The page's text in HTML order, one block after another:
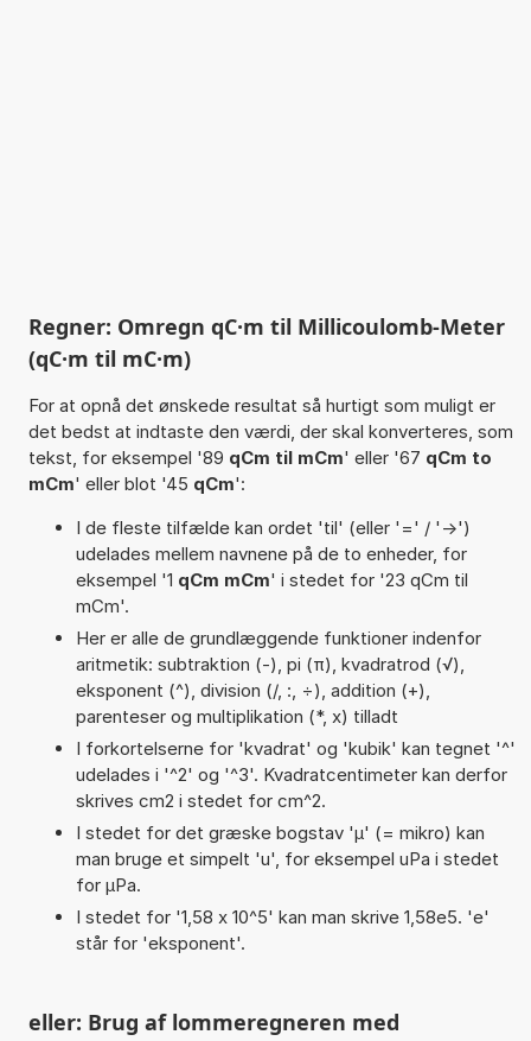
Regner: Omregn qC·m til Millicoulomb-Meter
(qC·m til mC·m)
For at opnå det ønskede resultat så hurtigt som muligt er
det bedst at indtaste den værdi, der skal konverteres, som
tekst, for eksempel '89 qCm til mCm' eller '67 qCm to
mCm' eller blot '45 qCm':
I de fleste tilfælde kan ordet 'til' (eller '=' / '->')
udelades mellem navnene på de to enheder, for
eksempel '1 qCm mCm' i stedet for '23 qCm til
mCm'.
Her er alle de grundlæggende funktioner indenfor
aritmetik: subtraktion (-), pi (π), kvadratrod (√),
eksponent (^), division (/, :, ÷), addition (+),
parenteser og multiplikation (*, x) tilladt
I forkortelserne for 'kvadrat' og 'kubik' kan tegnet '^'
udelades i '^2' og '^3'. Kvadratcentimeter kan derfor
skrives cm2 i stedet for cm^2.
I stedet for det græske bogstav 'µ' (= mikro) kan
man bruge et simpelt 'u', for eksempel uPa i stedet
for µPa.
I stedet for '1,58 x 10^5' kan man skrive 1,58e5. 'e'
står for 'eksponent'.
eller: Brug af lommeregneren med